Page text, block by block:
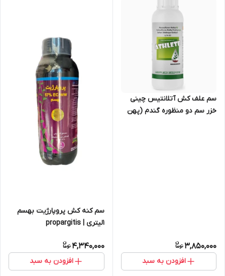
سم علف کش آتلانتیس چینی
خزر سم دو منظوره گندم (پهن
3,850,000
افزودن به سبد
سم کنه کش پروپارژیت بهسم
1لیتری | propargitis
4,340,000
افزودن به سبد